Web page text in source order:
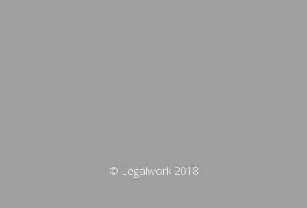
© Legalwork 2018